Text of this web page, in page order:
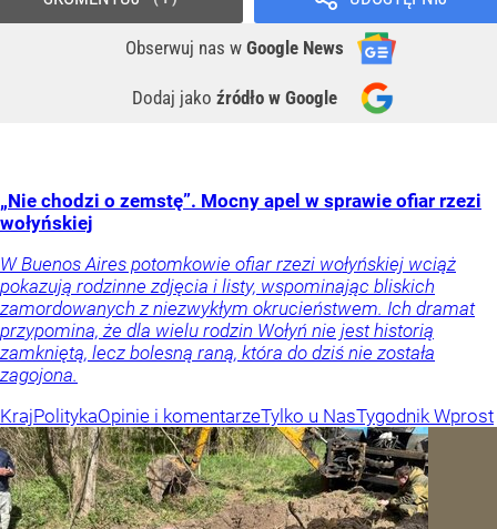
Obserwuj nas w Google News
Dodaj jako źródło w Google
„Nie chodzi o zemstę”. Mocny apel w sprawie ofiar rzezi
wołyńskiej
W Buenos Aires potomkowie ofiar rzezi wołyńskiej wciąż
pokazują rodzinne zdjęcia i listy, wspominając bliskich
zamordowanych z niezwykłym okrucieństwem. Ich dramat
przypomina, że dla wielu rodzin Wołyń nie jest historią
zamkniętą, lecz bolesną raną, która do dziś nie została
zagojona.
KrajPolitykaOpinie i komentarzeTylko u NasTygodnik Wprost